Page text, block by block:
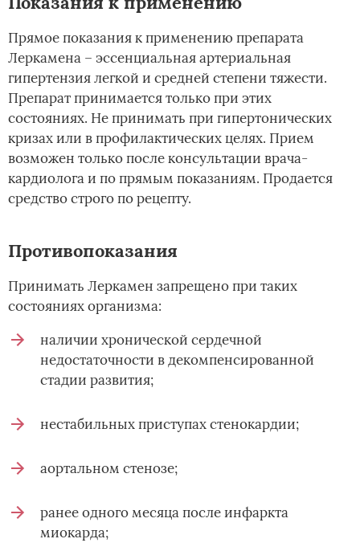
Прямое показания к применению препарата
Леркамена – эссенциальная артериальная
гипертензия легкой и средней степени тяжести.
Препарат принимается только при этих
состояниях. Не принимать при гипертонических
кризах или в профилактических целях. Прием
возможен только после консультации врача-
кардиолога и по прямым показаниям. Продается
средство строго по рецепту.
Противопоказания
Принимать Леркамен запрещено при таких
состояниях организма:
наличии хронической сердечной
недостаточности в декомпенсированной
стадии развития;
нестабильных приступах стенокардии;
аортальном стенозе;
ранее одного месяца после инфаркта
миокарда;